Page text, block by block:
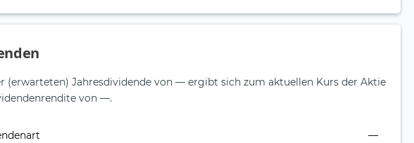
(erwarteten) Jahresdividende von — ergibt sich zum aktuellen Kurs der Aktie
von —.
—